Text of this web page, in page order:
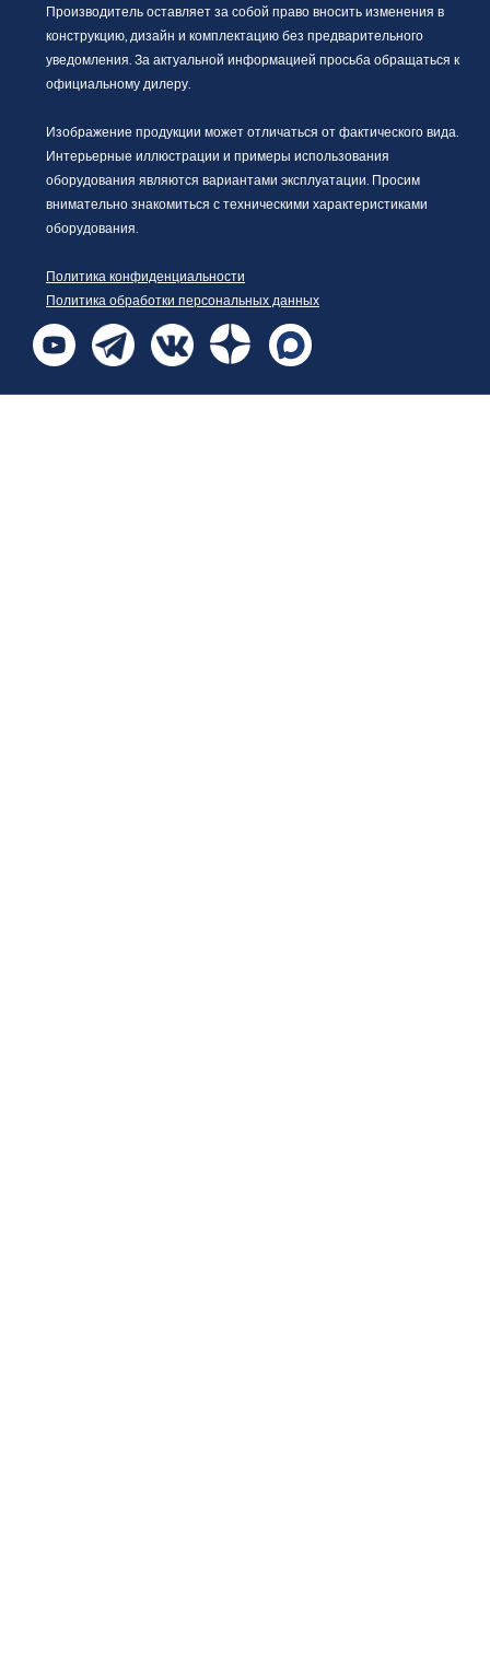
Производитель оставляет за собой право вносить изменения в
конструкцию, дизайн и комплектацию без предварительного
уведомления. За актуальной информацией просьба обращаться к
официальному дилеру.
Изображение продукции может отличаться от фактического вида.
Интерьерные иллюстрации и примеры использования
оборудования являются вариантами эксплуатации. Просим
внимательно знакомиться с техническими характеристиками
оборудования.
Политика конфиденциальности
Политика обработки персональных данных